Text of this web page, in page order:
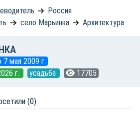
Россия
село Марьинка Архитектура
7 мая 2009 г.
г.
усадьба 17705
(0)